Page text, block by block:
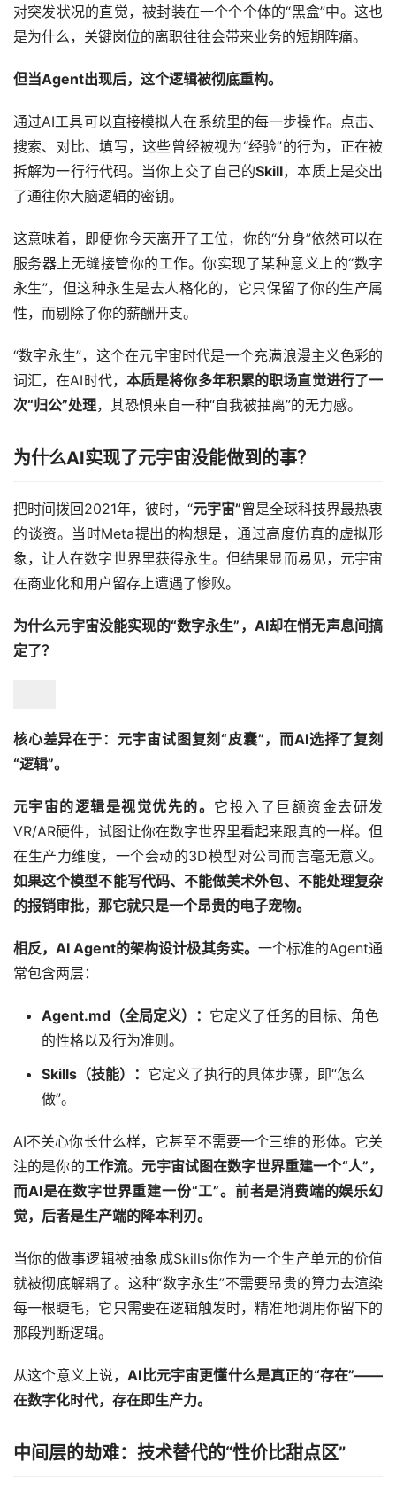
对突发状况的直觉，被封装在一个个个体的“黑盒”中。这也
是为什么，关键岗位的离职往往会带来业务的短期阵痛。
但当Agent出现后，这个逻辑被彻底重构。
通过AI工具可以直接模拟人在系统里的每一步操作。点击、
搜索、对比、填写，这些曾经被视为“经验”的行为，正在被
拆解为一行行代码。当你上交了自己的Skill，本质上是交出
了通往你大脑逻辑的密钥。
这意味着，即便你今天离开了工位，你的“分身”依然可以在
服务器上无缝接管你的工作。你实现了某种意义上的“数字
永生”，但这种永生是去人格化的，它只保留了你的生产属
性，而剔除了你的薪酬开支。
“数字永生”，这个在元宇宙时代是一个充满浪漫主义色彩的
词汇，在AI时代， 本质是将你多年积累的职场直觉进行了一
次“归公”处理，其恐惧来自一种“自我被抽离”的无力感。
为什么AI实现了元宇宙没能做到的事？
把时间拨回2021年，彼时，“元宇宙”曾是全球科技界最热衷
的谈资。当时Meta提出的构想是，通过高度仿真的虚拟形
象，让人在数字世界里获得永生。但结果显而易见，元宇宙
在商业化和用户留存上遭遇了惨败。
为什么元宇宙没能实现的“数字永生”，AI却在悄无声息间搞
定了？
核心差异在于：元宇宙试图复刻“皮囊”，而AI选择了复刻
“逻辑”。
元宇宙的逻辑是视觉优先的。 它投入了巨额资金去研发
VR/AR硬件，试图让你在数字世界里看起来跟真的一样。但
在生产力维度，一个会动的3D模型对公司而言毫无意义。
如果这个模型不能写代码、不能做美术外包、不能处理复杂
的报销审批，那它就只是一个昂贵的电子宠物。
相反，AI Agent的架构设计极其务实。 一个标准的Agent通
常包含两层：
Agent.md （全局定义）： 它定义了任务的目标、角色
的性格以及行为准则。
Skills （技能）： 它定义了执行的具体步骤，即“怎么
做”。
AI不关心你长什么样，它甚至不需要一个三维的形体。它关
注的是你的工作流。 元宇宙试图在数字世界重建一个“人”，
而AI是在数字世界重建一份“工”。前者是消费端的娱乐幻
觉，后者是生产端的降本利刃。
当你的做事逻辑被抽象成Skills你作为一个生产单元的价值
就被彻底解耦了。这种“数字永生”不需要昂贵的算力去渲染
每一根睫毛，它只需要在逻辑触发时，精准地调用你留下的
那段判断逻辑。
从这个意义上说，AI比元宇宙更懂什么是真正的“存在”——
在数字化时代，存在即生产力。
中间层的劫难：技术替代的“性价比甜点区”